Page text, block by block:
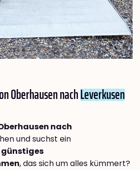
Oberhausen nachLeverkusen
nach
und suchst ein
günstiges
, das sich um alles kümmert?